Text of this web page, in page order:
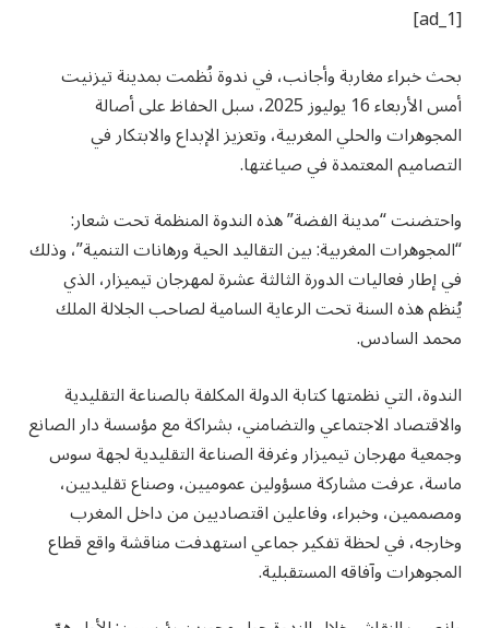
[ad_1]
بحث خبراء مغاربة وأجانب، في ندوة نُظمت بمدينة تيزنيت
أمس الأربعاء 16 يوليوز 2025، سبل الحفاظ على أصالة
المجوهرات والحلي المغربية، وتعزيز الإبداع والابتكار في
التصاميم المعتمدة في صياغتها.
واحتضنت “مدينة الفضة” هذه الندوة المنظمة تحت شعار:
“المجوهرات المغربية: بين التقاليد الحية ورهانات التنمية”، وذلك
في إطار فعاليات الدورة الثالثة عشرة لمهرجان تيميزار، الذي
يُنظم هذه السنة تحت الرعاية السامية لصاحب الجلالة الملك
محمد السادس.
الندوة، التي نظمتها كتابة الدولة المكلفة بالصناعة التقليدية
والاقتصاد الاجتماعي والتضامني، بشراكة مع مؤسسة دار الصانع
وجمعية مهرجان تيميزار وغرفة الصناعة التقليدية لجهة سوس
ماسة، عرفت مشاركة مسؤولين عموميين، وصناع تقليديين،
ومصممين، وخبراء، وفاعلين اقتصاديين من داخل المغرب
وخارجه، في لحظة تفكير جماعي استهدفت مناقشة واقع قطاع
المجوهرات وآفاقه المستقبلية.